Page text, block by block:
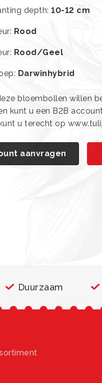
depth: 10-12 cm
: Rood
: Rood/Geel
: Darwinhybrid
bloembollen willen
kunt u een B2B
u terecht op
aanvragen
Duurzaam